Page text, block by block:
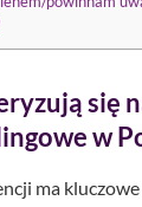
się
w
ma